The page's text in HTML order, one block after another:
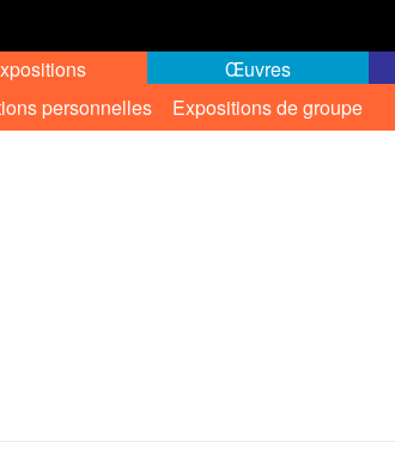
personnelles Expositions de groupe
Œuvres